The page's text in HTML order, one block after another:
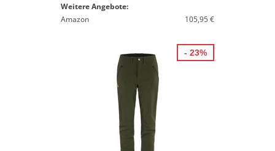
Weitere Angebote:
Amazon
105,95 €
- 23%